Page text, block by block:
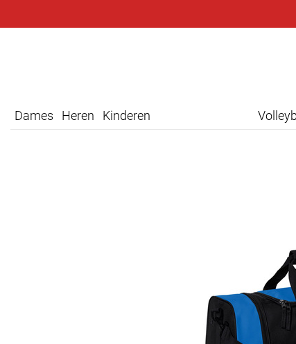
Dames Heren Kinderen